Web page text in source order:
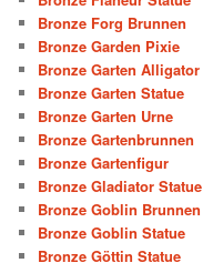
Bronze Forg Brunnen
Bronze Garden Pixie
Bronze Garten Alligator
Bronze Garten Statue
Bronze Garten Urne
Bronze Gartenbrunnen
Bronze Gartenfigur
Bronze Gladiator Statue
Bronze Goblin Brunnen
Bronze Goblin Statue
Bronze Göttin Statue